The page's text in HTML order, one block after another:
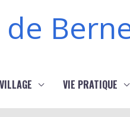
VIE PRATIQUE